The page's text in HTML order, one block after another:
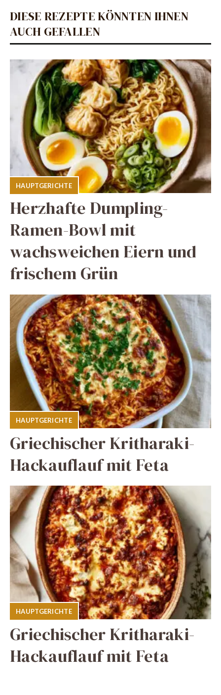
DIESE REZEPTE KÖNNTEN IHNEN
AUCH GEFALLEN
HAUPTGERICHTE
Herzhafte Dumpling-
Ramen-Bowl mit
wachsweichen Eiern und
frischem Grün
HAUPTGERICHTE
Griechischer Kritharaki-
Hackauflauf mit Feta
HAUPTGERICHTE
Griechischer Kritharaki-
Hackauflauf mit Feta